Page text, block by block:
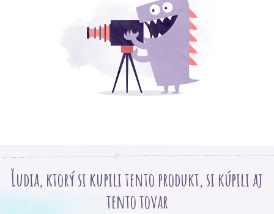
Ľudia, ktorý si kupili tento produkt, si kúpili aj
tento tovar